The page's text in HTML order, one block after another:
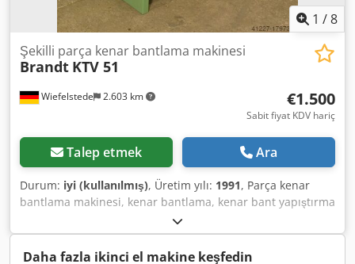
1 /8
Wiefelstede 2.603 km
Şekilli parça kenar bantlama makinesi
Brandt KTV 51
€1.500
Sabit fiyat KDV hariç
Talep etmek Ara
Durum: iyi (kullanılmış), Üretim yılı: 1991, Parça kenar
bantlama makinesi, kenar bantlama, kenar bant yapıştırma
makinesi -İş parçası kalınlığı: 10–85 mm -Isıtıcı fan: 6 kW ön
kaplamalı kenarlar için -Kesme bıçağı -Kenar tablası
Chodpfx Aqeb A Nineioa -Taşıma ölçüleri: 900/700/Y1080
Daha fazla ikinci el makine keşfedin